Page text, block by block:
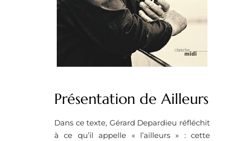
Présentation de Ailleurs
Dans ce texte, Gérard Depardieu réfléchit
à ce qu’il appelle « l’ailleurs » : cette